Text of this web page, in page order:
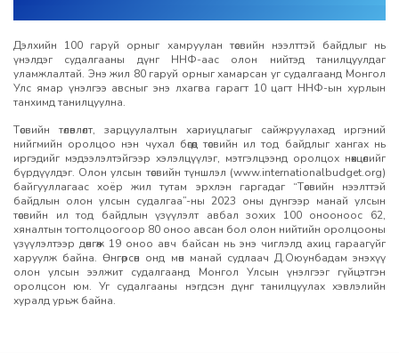
Дэлхийн 100 гаруй орныг хамруулан төсвийн нээлттэй байдлыг нь
үнэлдэг судалгааны дүнг ННФ-аас олон нийтэд танилцуулдаг
уламжлалтай. Энэ жил 80 гаруй орныг хамарсан уг судалгаанд Монгол
Улс ямар үнэлгээ авсныг энэ лхагва гарагт 10 цагт ННФ-ын хурлын
танхимд танилцуулна.
Төсвийн төлөвлөлт, зарцуулалтын хариуцлагыг сайжруулахад иргэний
нийгмийн оролцоо нэн чухал бөгөөд төсвийн ил тод байдлыг хангах нь
иргэдийг мэдээлэлтэйгээр хэлэлцүүлэг, мэтгэлцээнд оролцох нөхцөлийг
бүрдүүлдэг. Олон улсын төсвийн түншлэл (www.internationalbudget.org)
байгууллагаас хоёр жил тутам эрхлэн гаргадаг “Төсвийн нээлттэй
байдлын олон улсын судалгаа”-ны 2023 оны дүнгээр манай улсын
төсвийн ил тод байдлын үзүүлэлт авбал зохих 100 онооноос 62,
хяналтын тогтолцоогоор 80 оноо авсан бол олон нийтийн оролцооны
үзүүлэлтээр дөнгөж 19 оноо авч байсан нь энэ чиглэлд ахиц гараагүйг
харуулж байна. Өнгөрсөн онд мөн манай судлаач Д.Оюунбадам энэхүү
олон улсын ээлжит судалгаанд Монгол Улсын үнэлгээг гүйцэтгэн
оролцсон юм. Уг судалгааны нэгдсэн дүнг танилцуулах хэвлэлийн
хуралд урьж байна.